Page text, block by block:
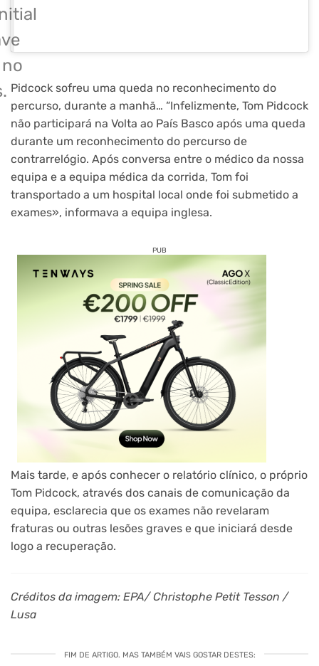
Pidcock sofreu uma queda no reconhecimento do
percurso, durante a manhã… “Infelizmente, Tom Pidcock
não participará na Volta ao País Basco após uma queda
durante um reconhecimento do percurso de
contrarrelógio. Após conversa entre o médico da nossa
equipa e a equipa médica da corrida, Tom foi
transportado a um hospital local onde foi submetido a
exames», informava a equipa inglesa.
PUB
Mais tarde, e após conhecer o relatório clínico, o próprio
Tom Pidcock, através dos canais de comunicação da
equipa, esclarecia que os exames não revelaram
fraturas ou outras lesões graves e que iniciará desde
logo a recuperação.
Créditos da imagem: EPA/ Christophe Petit Tesson /
Lusa
FIM DE ARTIGO. MAS TAMBÉM VAIS GOSTAR DESTES: